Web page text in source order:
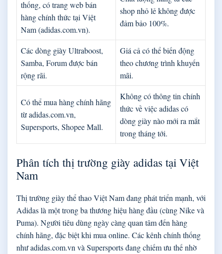
thống, có trang web bán
hàng chính thức tại Việt
Nam (adidas.com.vn).
shop nhỏ lẻ không được
đảm bảo 100%.
Các dòng giày Ultraboost,
Samba, Forum được bán
rộng rãi.
Giá cả có thể biến động
theo chương trình khuyến
mãi.
Có thể mua hàng chính hãng
từ adidas.com.vn,
Supersports, Shopee Mall.
Không có thông tin chính
thức về việc adidas có
dòng giày nào mới ra mắt
trong tháng tới.
Phân tích thị trường giày adidas tại Việt
Nam
Thị trường giày thể thao Việt Nam đang phát triển mạnh, với
Adidas là một trong ba thương hiệu hàng đầu (cùng Nike và
Puma). Người tiêu dùng ngày càng quan tâm đến hàng
chính hãng, đặc biệt khi mua online. Các kênh chính thống
như adidas.com.vn và Supersports đang chiếm ưu thế nhờ